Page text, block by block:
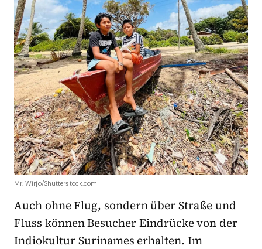
Mr. Wirjo/Shutterstock.com
Auch ohne Flug, sondern über Straße und
Fluss können Besucher Eindrücke von der
Indiokultur Surinames erhalten. Im